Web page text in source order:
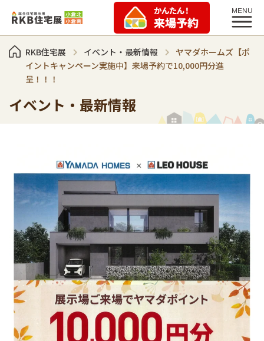
RKB住宅展 イベント・最新情報
ヤマダホームズ【ポ
イントキャンペーン実施中】来場予約で10,000円分進
呈！！！
イベント・最新情報